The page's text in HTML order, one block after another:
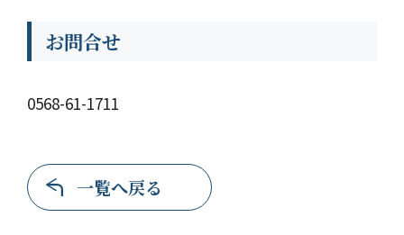
お問合せ
0568-61-1711
一覧へ戻る